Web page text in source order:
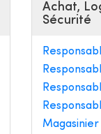
Achat,
Sécurité
Magasinier